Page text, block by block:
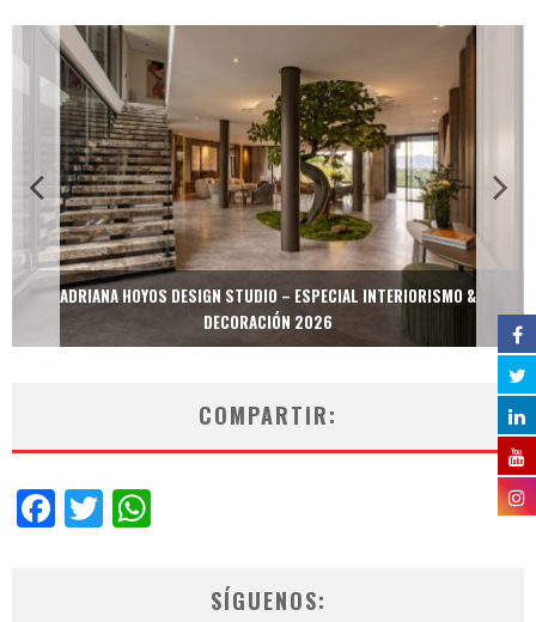
ADRIANA HOYOS DESIGN STUDIO – ESPECIAL INTERIORISMO &
DECORACIÓN 2026
COMPARTIR:
Facebook
Twitter
SÍGUENOS: